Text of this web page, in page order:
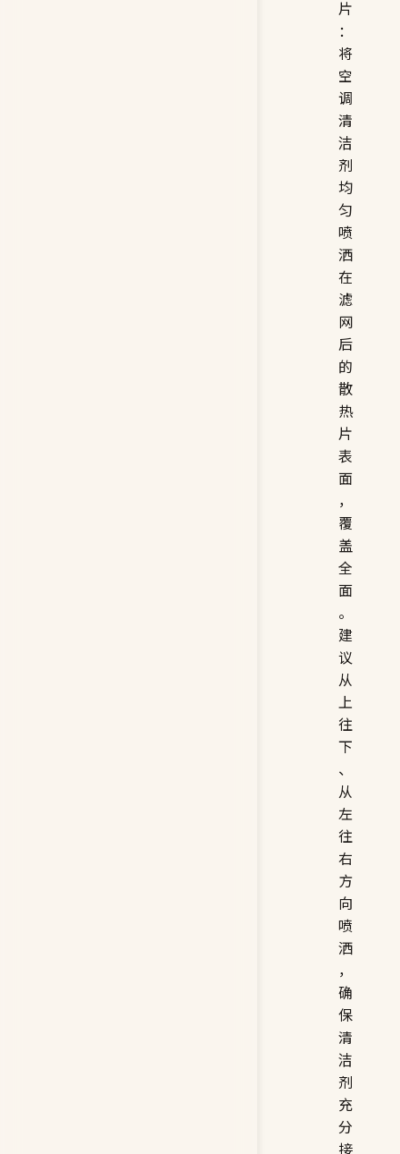
片
：
将
空
调
清
洁
剂
均
匀
喷
洒
在
滤
网
后
的
散
热
片
表
面
，
覆
盖
全
面
。
建
议
从
上
往
下
、
从
左
往
右
方
向
喷
洒
，
确
保
清
洁
剂
充
分
接